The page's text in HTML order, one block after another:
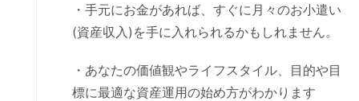
・手元にお金があれば、すぐに月々のお小遣い
(資産収入)を手に入れられるかもしれません。
・あなたの価値観やライフスタイル、目的や目
標に最適な資産運用の始め方がわかります